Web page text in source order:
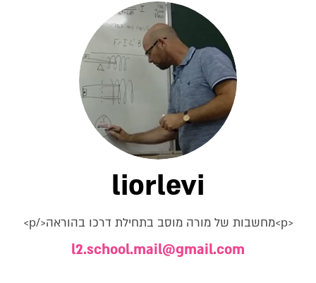
liorlevi
<p>מחשבות של מורה מוסב בתחילת דרכו בהוראה</p>
l2.school.mail@gmail.com